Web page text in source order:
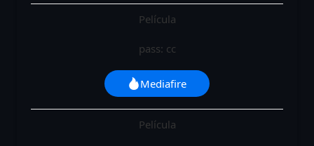
Película
pass: cc
Mediafire
Película